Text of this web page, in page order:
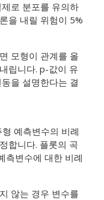
로 분포를 유의하
을 내릴 위험이 5%
모형이 관계를 올
립니다. p-값이 유
을 설명한다는 결
예측변수의 비례
합니다. 플롯의 곡
측변수에 대한 비례
않는 경우 변수를